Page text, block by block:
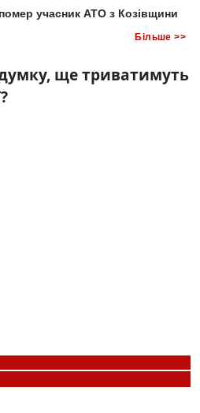
учасник АТО з Козівщини
Більше >>
ще триватимуть